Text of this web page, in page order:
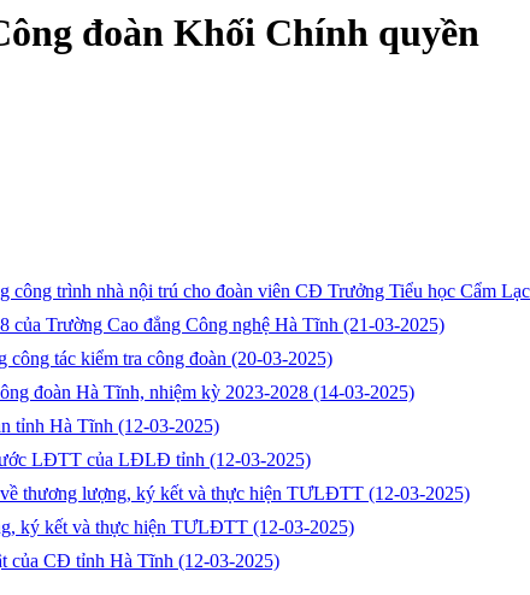
đoàn Khối Chính quyền
công trình nhà nội trú cho đoàn viên CĐ Trưởng Tiểu học Cẩm Lạc
của Trường Cao đẳng Công nghệ Hà Tĩnh (21-03-2025)
công tác kiểm tra công đoàn (20-03-2025)
đoàn Hà Tĩnh, nhiệm kỳ 2023-2028 (14-03-2025)
tỉnh Hà Tĩnh (12-03-2025)
ước LĐTT của LĐLĐ tỉnh (12-03-2025)
thương lượng, ký kết và thực hiện TƯLĐTT (12-03-2025)
ký kết và thực hiện TƯLĐTT (12-03-2025)
của CĐ tỉnh Hà Tĩnh (12-03-2025)